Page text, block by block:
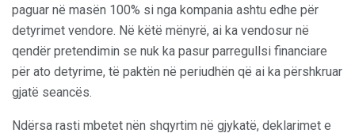
paguar në masën 100% si nga kompania ashtu edhe për
detyrimet vendore. Në këtë mënyrë, ai ka vendosur në
qendër pretendimin se nuk ka pasur parregullsi financiare
për ato detyrime, të paktën në periudhën që ai ka përshkruar
gjatë seancës.
Ndërsa rasti mbetet nën shqyrtim në gjykatë, deklarimet e